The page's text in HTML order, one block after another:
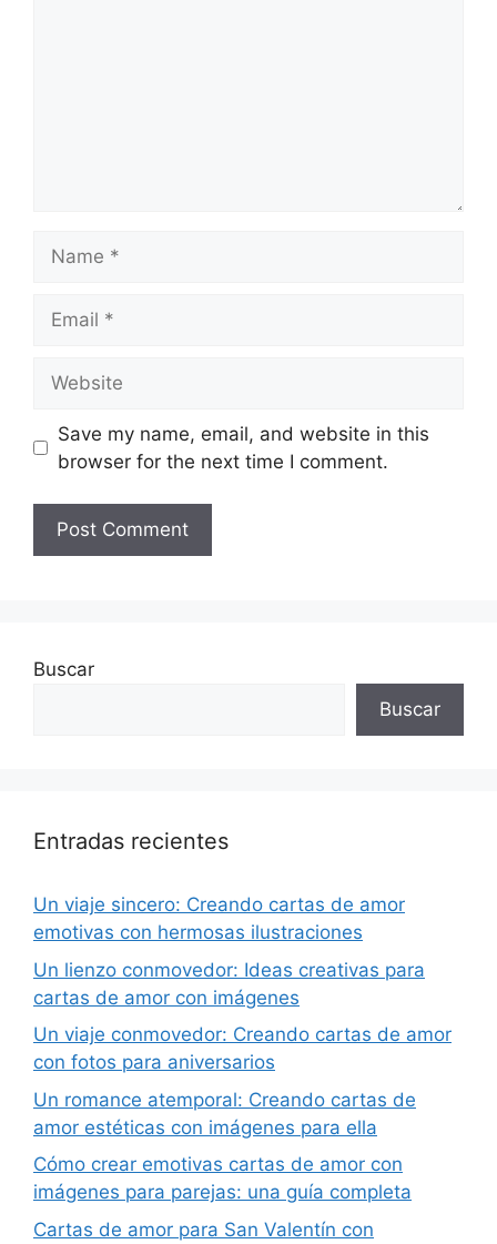
Save my name, email, and website in this
browser for the next time I comment.
Buscar
Buscar
Entradas recientes
Un viaje sincero: Creando cartas de amor
emotivas con hermosas ilustraciones
Un lienzo conmovedor: Ideas creativas para
cartas de amor con imágenes
Un viaje conmovedor: Creando cartas de amor
con fotos para aniversarios
Un romance atemporal: Creando cartas de
amor estéticas con imágenes para ella
Cómo crear emotivas cartas de amor con
imágenes para parejas: una guía completa
Cartas de amor para San Valentín con